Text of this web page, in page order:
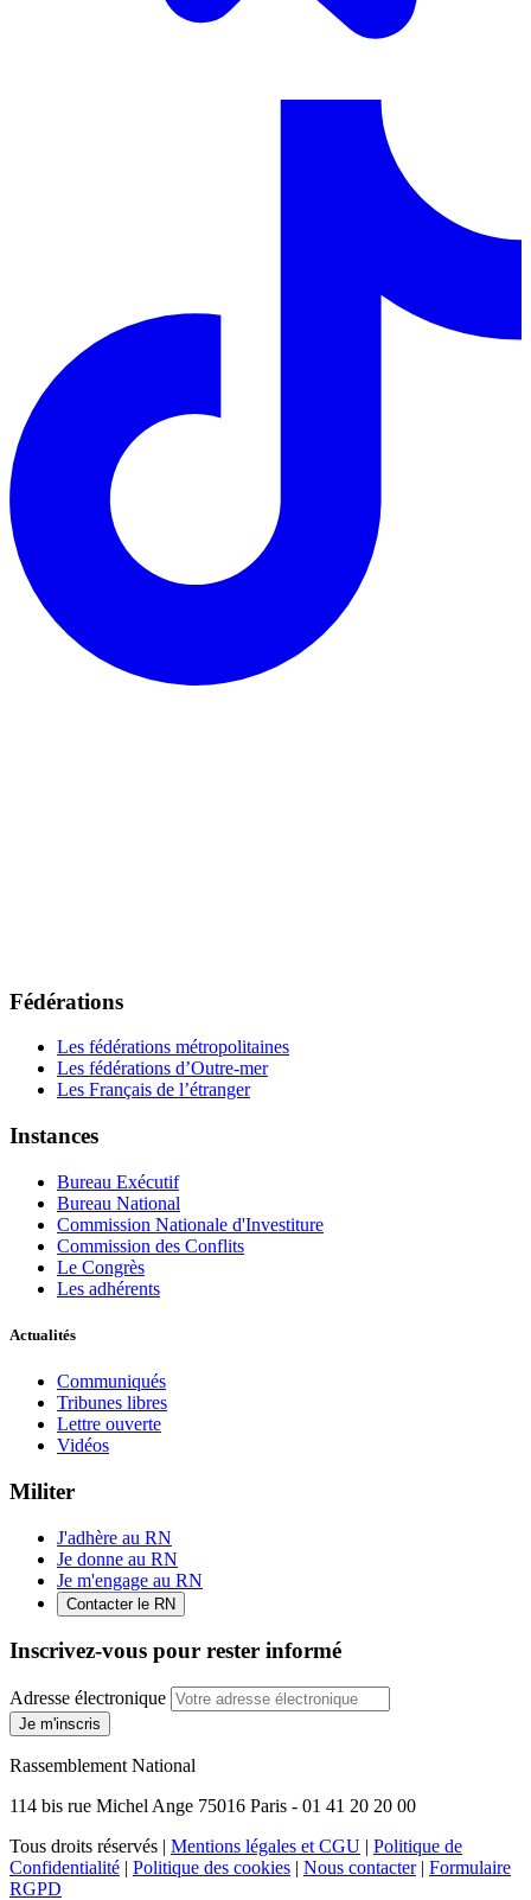
Fédérations
Les fédérations métropolitaines
Les fédérations d’Outre-mer
Les Français de l’étranger
Instances
Bureau Exécutif
Bureau National
Commission Nationale d'Investiture
Commission des Conflits
Le Congrès
Les adhérents
Actualités
Communiqués
Tribunes libres
Lettre ouverte
Vidéos
Militer
J'adhère au RN
Je donne au RN
Je m'engage au RN
Contacter le RN
Inscrivez-vous pour rester informé
Adresse électronique
Je m'inscris
Rassemblement National
114 bis rue Michel Ange 75016 Paris - 01 41 20 20 00
Tous droits réservés | Mentions légales et CGU | Politique de
Confidentialité | Politique des cookies | Nous contacter| Formulaire
RGPD